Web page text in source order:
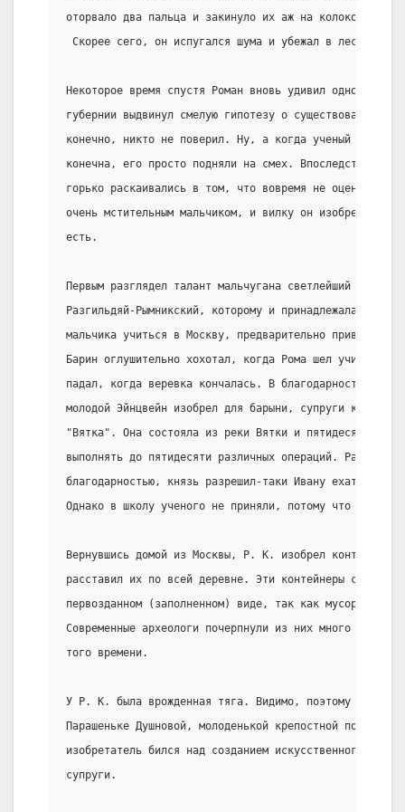
оторвало два пальца и закинуло их аж на колокольню.
Скорее сего, он испугался шума и убежал в лес.
Hекоторое время спустя Роман вновь удивил
губернии выдвинул смелую гипотезу о существовании
конечно, никто не поверил. Hу, а когда ученый заявил,
конечна, его просто подняли на смех. Впоследствии
горько раскаивались в том, что вовремя не оценили
очень мстительным мальчиком, и вилку он изобрел
есть.
Первым разглядел талант мальчугана светлейший князь
Разгильдяй-Рымникский, которому и принадлежала
мальчика учиться в Москву, предварительно привязав
Барин оглушительно хохотал, когда Рома шел учиться в
падал, когда веревка кончалась. В благодарность за
молодой Эйнцвейн изобрел для барыни, супруги князя,
"Вятка". Она состояла из реки Вятки и пятидесяти баб,
выполнять до пятидесяти различных операций.
благодарностью, князь разрешил-таки Ивану ехать в
Однако в школу ученого не приняли, потому что от
Вернувшись домой из Москвы, Р. К. изобрел контейнеры
расставил их по всей деревне. Эти контейнеры
первозданном (заполненном) виде, так как
Современные археологи почерпнули из них много
того времени.
У Р. К. была врожденная тяга. Видимо, поэтому он
Парашеньке Душновой, молоденькой крепостной
изобретатель бился над созданием искусственного
супруги.